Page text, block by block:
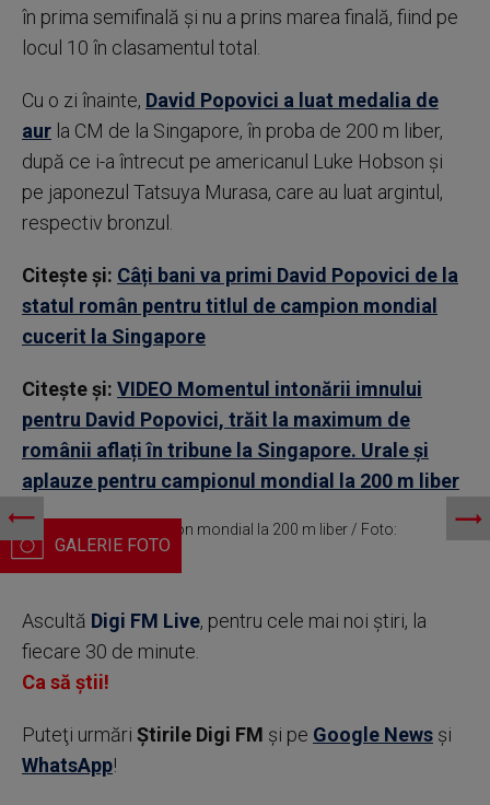
în prima semifinală și nu a prins marea finală, fiind pe
locul 10 în clasamentul total.
Cu o zi înainte, David Popovici a luat medalia de
aur la CM de la Singapore, în proba de 200 m liber,
după ce i-a întrecut pe americanul Luke Hobson și
pe japonezul Tatsuya Murasa, care au luat argintul,
respectiv bronzul.
Citește și: Câți bani va primi David Popovici de la
statul român pentru titlul de campion mondial
cucerit la Singapore
Citește și: VIDEO Momentul intonării imnului
pentru David Popovici, trăit la maximum de
românii aflați în tribune la Singapore. Urale și
aplauze pentru campionul mondial la 200 m liber
David Popovici, campion mondial la 200 m liber / Foto:
Profimedia
Ascultă Digi FM Live, pentru cele mai noi știri, la
fiecare 30 de minute.
Ca să știi!
Puteţi urmări Știrile Digi FM şi pe Google News şi
WhatsApp!